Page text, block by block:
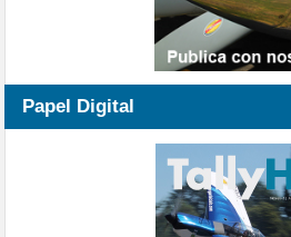
Papel Digital